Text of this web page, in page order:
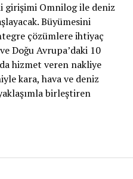
girişimi Omnilog ile deniz
Büyümesini
çözümlere ihtiyaç
Doğu Avrupa’daki 10
hizmet veren nakliye
kara, hava ve deniz
birleştiren